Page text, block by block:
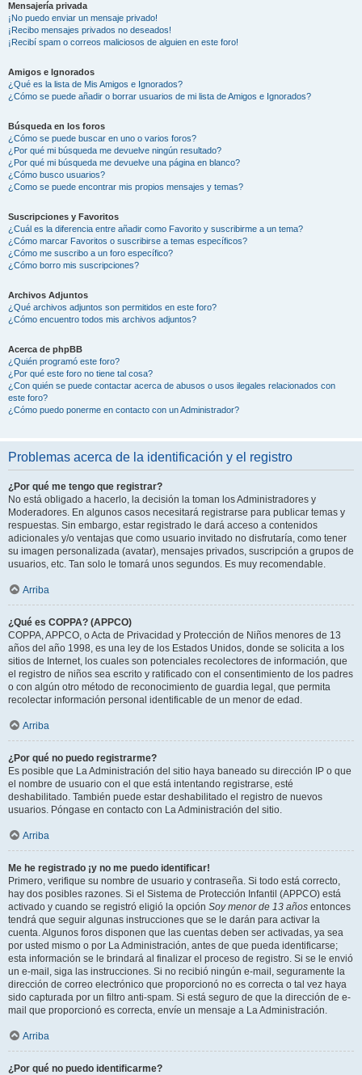
Mensajería privada
¡No puedo enviar un mensaje privado!
¡Recibo mensajes privados no deseados!
¡Recibí spam o correos maliciosos de alguien en este foro!
Amigos e Ignorados
¿Qué es la lista de Mis Amigos e Ignorados?
¿Cómo se puede añadir o borrar usuarios de mi lista de Amigos e Ignorados?
Búsqueda en los foros
¿Cómo se puede buscar en uno o varios foros?
¿Por qué mi búsqueda me devuelve ningún resultado?
¿Por qué mi búsqueda me devuelve una página en blanco?
¿Cómo busco usuarios?
¿Como se puede encontrar mis propios mensajes y temas?
Suscripciones y Favoritos
¿Cuál es la diferencia entre añadir como Favorito y suscribirme a un tema?
¿Cómo marcar Favoritos o suscribirse a temas específicos?
¿Cómo me suscribo a un foro específico?
¿Cómo borro mis suscripciones?
Archivos Adjuntos
¿Qué archivos adjuntos son permitidos en este foro?
¿Cómo encuentro todos mis archivos adjuntos?
Acerca de phpBB
¿Quién programó este foro?
¿Por qué este foro no tiene tal cosa?
¿Con quién se puede contactar acerca de abusos o usos ilegales relacionados con
este foro?
¿Cómo puedo ponerme en contacto con un Administrador?
Problemas acerca de la identificación y el registro
¿Por qué me tengo que registrar?
No está obligado a hacerlo, la decisión la toman los Administradores y
Moderadores. En algunos casos necesitará registrarse para publicar temas y
respuestas. Sin embargo, estar registrado le dará acceso a contenidos
adicionales y/o ventajas que como usuario invitado no disfrutaría, como tener
su imagen personalizada (avatar), mensajes privados, suscripción a grupos de
usuarios, etc. Tan solo le tomará unos segundos. Es muy recomendable.
Arriba
¿Qué es COPPA? (APPCO)
COPPA, APPCO, o Acta de Privacidad y Protección de Niños menores de 13
años del año 1998, es una ley de los Estados Unidos, donde se solicita a los
sitios de Internet, los cuales son potenciales recolectores de información, que
el registro de niños sea escrito y ratificado con el consentimiento de los padres
o con algún otro método de reconocimiento de guardia legal, que permita
recolectar información personal identificable de un menor de edad.
Arriba
¿Por qué no puedo registrarme?
Es posible que La Administración del sitio haya baneado su dirección IP o que
el nombre de usuario con el que está intentando registrarse, esté
deshabilitado. También puede estar deshabilitado el registro de nuevos
usuarios. Póngase en contacto con La Administración del sitio.
Arriba
Me he registrado ¡y no me puedo identificar!
Primero, verifique su nombre de usuario y contraseña. Si todo está correcto,
hay dos posibles razones. Si el Sistema de Protección Infantil (APPCO) está
activado y cuando se registró eligió la opción Soy menor de 13 años entonces
tendrá que seguir algunas instrucciones que se le darán para activar la
cuenta. Algunos foros disponen que las cuentas deben ser activadas, ya sea
por usted mismo o por La Administración, antes de que pueda identificarse;
esta información se le brindará al finalizar el proceso de registro. Si se le envió
un e-mail, siga las instrucciones. Si no recibió ningún e-mail, seguramente la
dirección de correo electrónico que proporcionó no es correcta o tal vez haya
sido capturada por un filtro anti-spam. Si está seguro de que la dirección de e-
mail que proporcionó es correcta, envíe un mensaje a La Administración.
Arriba
¿Por qué no puedo identificarme?